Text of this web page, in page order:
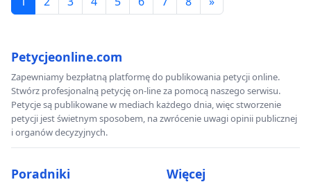
Petycjeonline.com
Zapewniamy bezpłatną platformę do publikowania petycji online.
Stwórz profesjonalną petycję on-line za pomocą naszego serwisu.
Petycje są publikowane w mediach każdego dnia, więc stworzenie
petycji jest świetnym sposobem, na zwrócenie uwagi opinii publicznej
i organów decyzyjnych.
Poradniki Więcej